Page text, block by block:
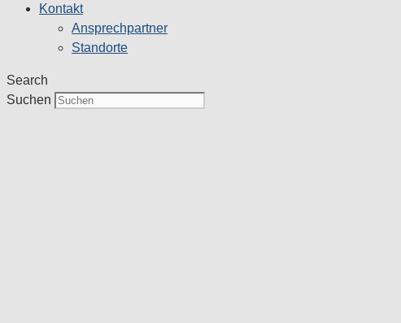
Kontakt
Ansprechpartner
Standorte
Search
Suchen